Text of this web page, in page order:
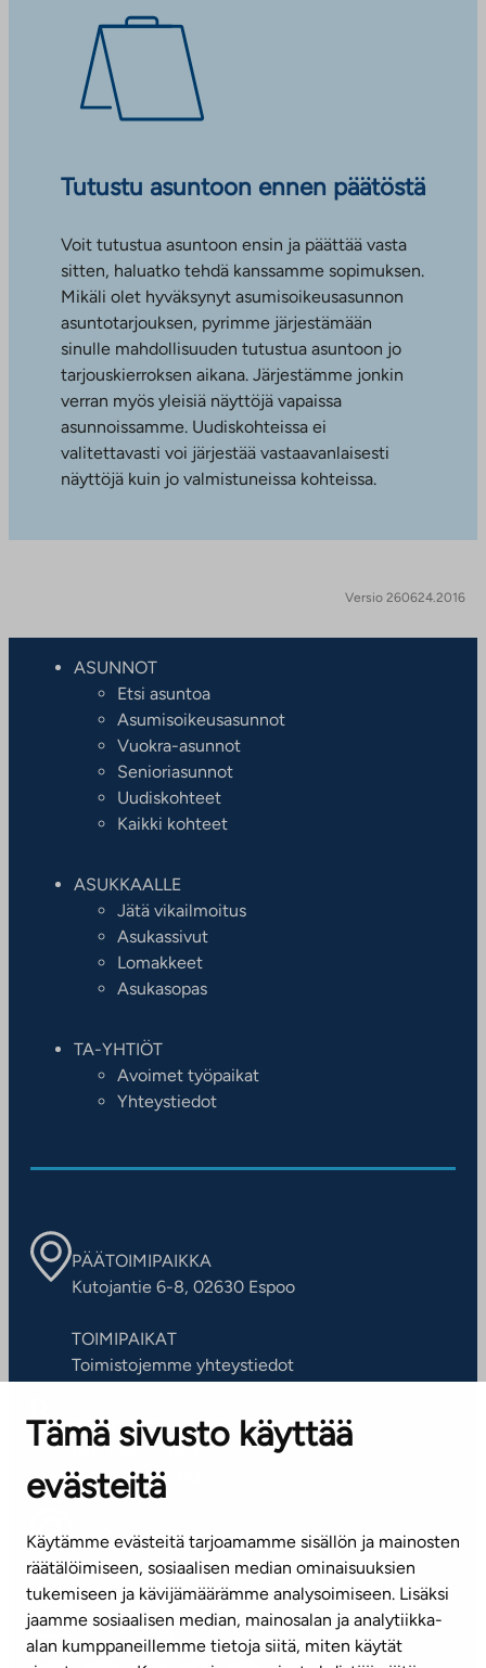
Tämä sivusto käyttää
evästeitä
Käytämme evästeitä tarjoamamme sisällön ja mainosten
räätälöimiseen, sosiaalisen median ominaisuuksien
tukemiseen ja kävijämäärämme analysoimiseen. Lisäksi
jaamme sosiaalisen median, mainosalan ja analytiikka-
alan kumppaneillemme tietoja siitä, miten käytät
Tutustu asuntoon ennen päätöstä
Voit tutustua asuntoon ensin ja päättää vasta
sitten, haluatko tehdä kanssamme sopimuksen.
Mikäli olet hyväksynyt asumisoikeusasunnon
asuntotarjouksen, pyrimme järjestämään
sinulle mahdollisuuden tutustua asuntoon jo
tarjouskierroksen aikana. Järjestämme jonkin
verran myös yleisiä näyttöjä vapaissa
asunnoissamme. Uudiskohteissa ei
valitettavasti voi järjestää vastaavanlaisesti
näyttöjä kuin jo valmistuneissa kohteissa.
Versio 260624.2016
ASUNNOT
Etsi asuntoa
Asumisoikeusasunnot
Vuokra-asunnot
Senioriasunnot
Uudiskohteet
Kaikki kohteet
ASUKKAALLE
Jätä vikailmoitus
Asukassivut
Lomakkeet
Asukasopas
TA-YHTIÖT
Avoimet työpaikat
Yhteystiedot
PÄÄTOIMIPAIKKA
Kutojantie 6-8, 02630 Espoo
TOIMIPAIKAT
Toimistojemme yhteystiedot
ASIAKASPALVELUKESKUS
Puh. 045 7734 3777
(arkisin klo 8-16)
info@ta.fi
Tilaa uutiskirje